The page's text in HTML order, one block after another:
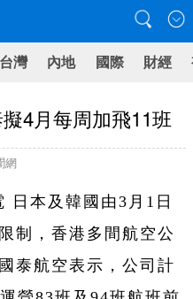
台灣 內地 國際 財經
4月每周加飛11班
網
日本及韓國由3月1日
制，香港多間航空公
泰航空表示，公司計